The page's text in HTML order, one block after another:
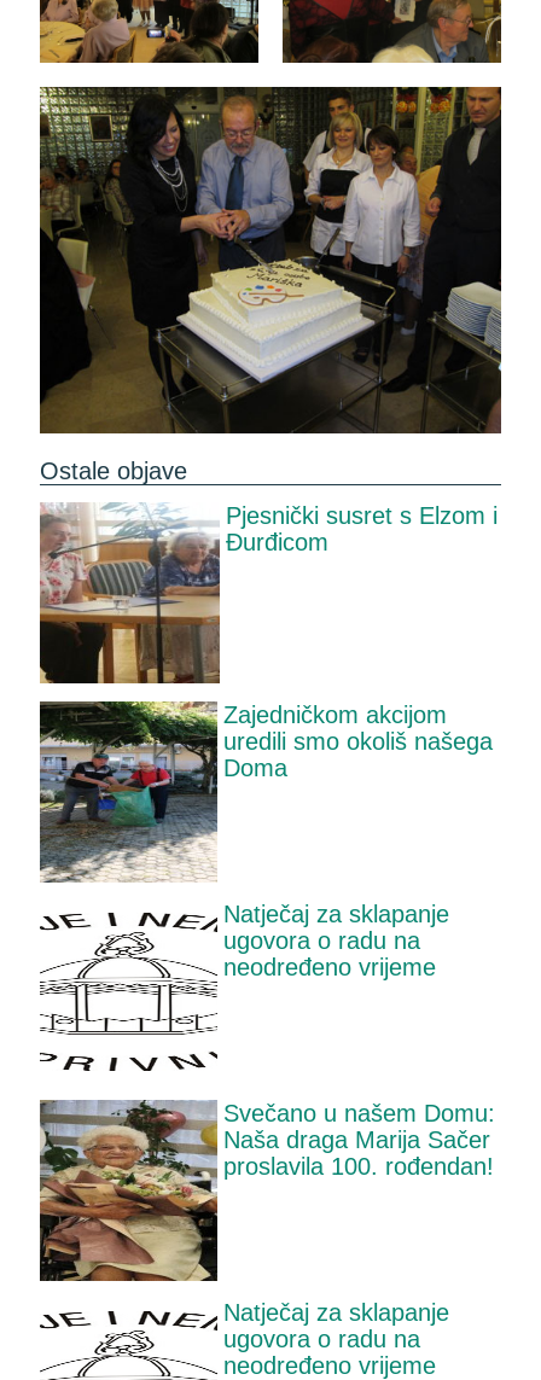
Ostale objave
Pjesnički susret s Elzom i
Đurđicom
Zajedničkom akcijom
uredili smo okoliš našega
Doma
Natječaj za sklapanje
ugovora o radu na
neodređeno vrijeme
Svečano u našem Domu:
Naša draga Marija Sačer
proslavila 100. rođendan!
Natječaj za sklapanje
ugovora o radu na
neodređeno vrijeme